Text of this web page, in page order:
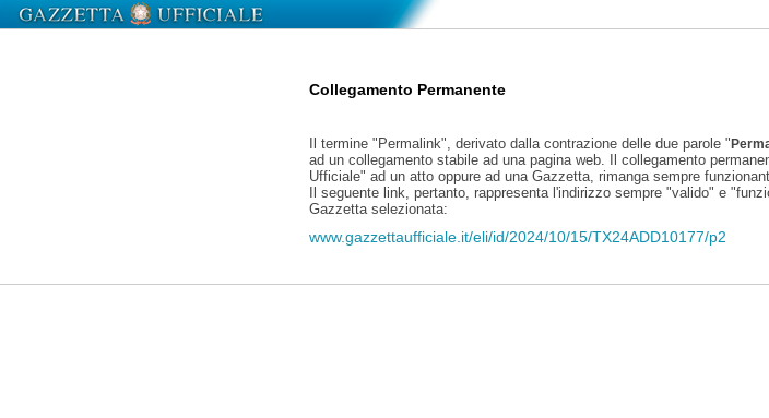
Collegamento Permanente
Il termine "Permalink", derivato dalla contrazione delle due parole "
ad un collegamento stabile ad una pagina web. Il collegamento
Ufficiale" ad un atto oppure ad una Gazzetta, rimanga sempre
Il seguente link, pertanto, rappresenta l'indirizzo sempre "valido" e
Gazzetta selezionata:
www.gazzettaufficiale.it/eli/id/2024/10/15/TX24ADD10177/p2